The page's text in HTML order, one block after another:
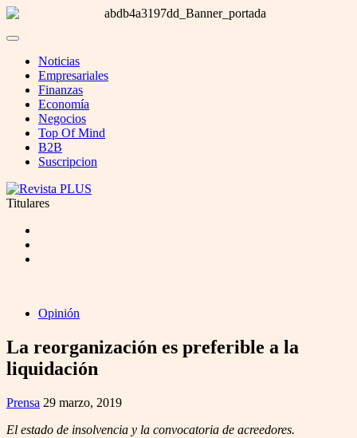
Noticias
Empresariales
Finanzas
Economía
Negocios
Top Of Mind
B2B
Suscripcion
Titulares
Opinión
La reorganización es preferible a la
liquidación
Prensa 29 marzo, 2019
El estado de insolvencia y la convocatoria de acreedores.